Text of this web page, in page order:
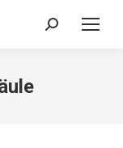
Search: